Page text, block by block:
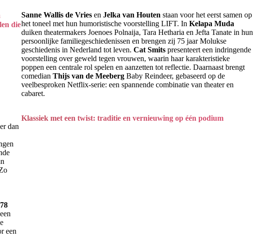
die
Sanne Wallis de Vries en Jelka van Houten staan voor het eerst samen op
het toneel met hun humoristische voorstelling LIFT. In Kelapa Muda
duiken theatermakers Joenoes Polnaija, Tara Hetharia en Jefta Tanate in hun
persoonlijke familiegeschiedenissen en brengen zij 75 jaar Molukse
geschiedenis in Nederland tot leven. Cat Smits presenteert een indringende
voorstelling over geweld tegen vrouwen, waarin haar karakteristieke
poppen een centrale rol spelen en aanzetten tot reflectie. Daarnaast brengt
comedian Thijs van de Meeberg Baby Reindeer, gebaseerd op de
veelbesproken Netflix-serie: een spannende combinatie van theater en
cabaret.
dan
een
Klassiek met een twist: traditie en vernieuwing op één podium